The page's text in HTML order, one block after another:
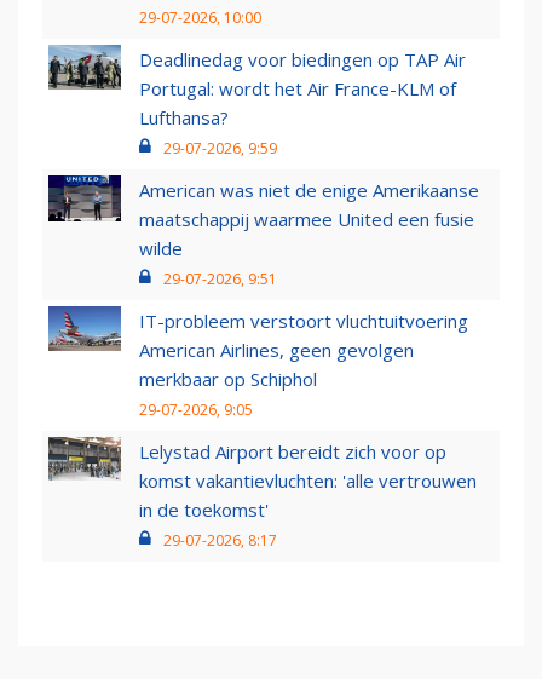
29-07-2026, 10:00
Deadlinedag voor biedingen op TAP Air
Portugal: wordt het Air France-KLM of
Lufthansa?
29-07-2026, 9:59
American was niet de enige Amerikaanse
maatschappij waarmee United een fusie
wilde
29-07-2026, 9:51
IT-probleem verstoort vluchtuitvoering
American Airlines, geen gevolgen
merkbaar op Schiphol
29-07-2026, 9:05
Lelystad Airport bereidt zich voor op
komst vakantievluchten: 'alle vertrouwen
in de toekomst'
29-07-2026, 8:17